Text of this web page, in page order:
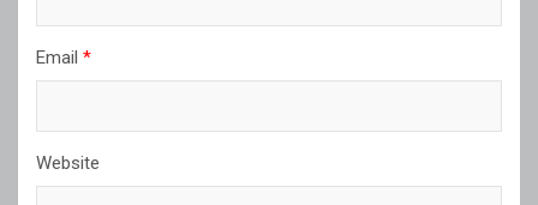
Email *
Website